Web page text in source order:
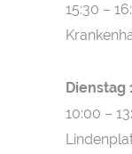
15:30 –
Dienstag
10:00 –